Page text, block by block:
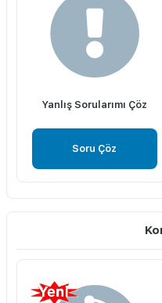
Yanlış Sorularımı Çöz
Soru Çöz